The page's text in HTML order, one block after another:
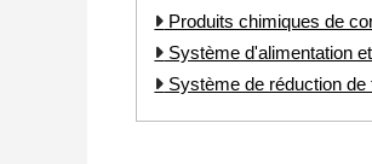
Produits chimiques de
Système d'alimentation
Système de réduction de